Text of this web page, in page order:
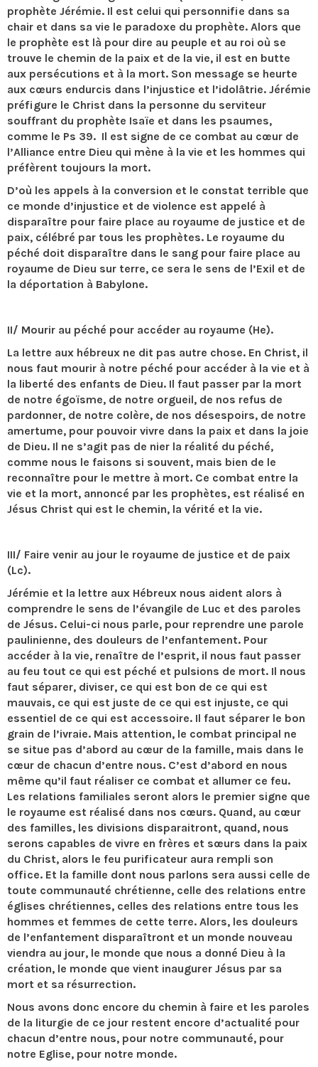
prophète Jérémie. Il est celui qui personnifie dans sa
chair et dans sa vie le paradoxe du prophète. Alors que
le prophète est là pour dire au peuple et au roi où se
trouve le chemin de la paix et de la vie, il est en butte
aux persécutions et à la mort. Son message se heurte
aux cœurs endurcis dans l’injustice et l’idolâtrie. Jérémie
préfigure le Christ dans la personne du serviteur
souffrant du prophète Isaïe et dans les psaumes,
comme le Ps 39. Il est signe de ce combat au cœur de
l’Alliance entre Dieu qui mène à la vie et les hommes qui
préfèrent toujours la mort.
D’où les appels à la conversion et le constat terrible que
ce monde d’injustice et de violence est appelé à
disparaître pour faire place au royaume de justice et de
paix, célébré par tous les prophètes. Le royaume du
péché doit disparaître dans le sang pour faire place au
royaume de Dieu sur terre, ce sera le sens de l’Exil et de
la déportation à Babylone.
II/ Mourir au péché pour accéder au royaume (He).
La lettre aux hébreux ne dit pas autre chose. En Christ, il
nous faut mourir à notre péché pour accéder à la vie et à
la liberté des enfants de Dieu. Il faut passer par la mort
de notre égoïsme, de notre orgueil, de nos refus de
pardonner, de notre colère, de nos désespoirs, de notre
amertume, pour pouvoir vivre dans la paix et dans la joie
de Dieu. Il ne s’agit pas de nier la réalité du péché,
comme nous le faisons si souvent, mais bien de le
reconnaître pour le mettre à mort. Ce combat entre la
vie et la mort, annoncé par les prophètes, est réalisé en
Jésus Christ qui est le chemin, la vérité et la vie.
III/ Faire venir au jour le royaume de justice et de paix
(Lc).
Jérémie et la lettre aux Hébreux nous aident alors à
comprendre le sens de l’évangile de Luc et des paroles
de Jésus. Celui-ci nous parle, pour reprendre une parole
paulinienne, des douleurs de l’enfantement. Pour
accéder à la vie, renaître de l’esprit, il nous faut passer
au feu tout ce qui est péché et pulsions de mort. Il nous
faut séparer, diviser, ce qui est bon de ce qui est
mauvais, ce qui est juste de ce qui est injuste, ce qui
essentiel de ce qui est accessoire. Il faut séparer le bon
grain de l’ivraie. Mais attention, le combat principal ne
se situe pas d’abord au cœur de la famille, mais dans le
cœur de chacun d’entre nous. C’est d’abord en nous
même qu’il faut réaliser ce combat et allumer ce feu.
Les relations familiales seront alors le premier signe que
le royaume est réalisé dans nos cœurs. Quand, au cœur
des familles, les divisions disparaitront, quand, nous
serons capables de vivre en frères et sœurs dans la paix
du Christ, alors le feu purificateur aura rempli son
office. Et la famille dont nous parlons sera aussi celle de
toute communauté chrétienne, celle des relations entre
églises chrétiennes, celles des relations entre tous les
hommes et femmes de cette terre. Alors, les douleurs
de l’enfantement disparaîtront et un monde nouveau
viendra au jour, le monde que nous a donné Dieu à la
création, le monde que vient inaugurer Jésus par sa
mort et sa résurrection.
Nous avons donc encore du chemin à faire et les paroles
de la liturgie de ce jour restent encore d’actualité pour
chacun d’entre nous, pour notre communauté, pour
notre Eglise, pour notre monde.